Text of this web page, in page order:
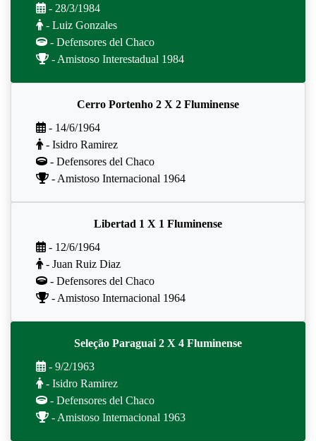
- 28/3/1984
- Luiz Gonzales
- Defensores del Chaco
- Amistoso Interestadual 1984
Cerro Portenho 2 X 2 Fluminense
- 14/6/1964
- Isidro Ramirez
- Defensores del Chaco
- Amistoso Internacional 1964
Libertad 1 X 1 Fluminense
- 12/6/1964
- Juan Ruiz Diaz
- Defensores del Chaco
- Amistoso Internacional 1964
Seleção Paraguai 2 X 4 Fluminense
- 9/2/1963
- Isidro Ramirez
- Defensores del Chaco
- Amistoso Internacional 1963